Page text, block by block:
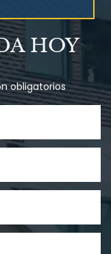
HOY
obligatorios